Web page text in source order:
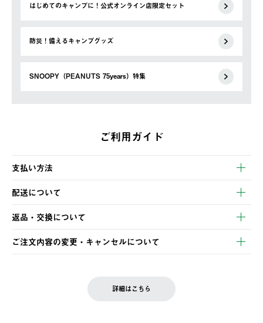
はじめてのキャンプに！公式オンライン店限定セット
防災！備えるキャンプグッズ
SNOOPY（PEANUTS 75years）特集
ご利用ガイド
支払い方法
以下のいずれかの方法でお支払いいただけます。
・クレジットカード決済
・コンビニ決済
・Pay-easy決済
配送について
【発送スケジュール】
ご注文・ご入金完了より2営業日以内に商品を発送いたします。
土日祝の発送はございませんので、木曜日以降のご注文は週明け
の発送となる場合がございます。
返品・交換について
※お客様都合の場合
お客様都合の返品にかかる送料は、お客様ご負担とさせていただ
ご注文内容の変更・キャンセルについて
LOGOS FAMILY会員の方は、会員マイページ内 購入履歴画面に
詳細はこちら